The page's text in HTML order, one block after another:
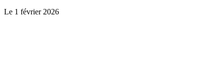
Le 1 février 2026